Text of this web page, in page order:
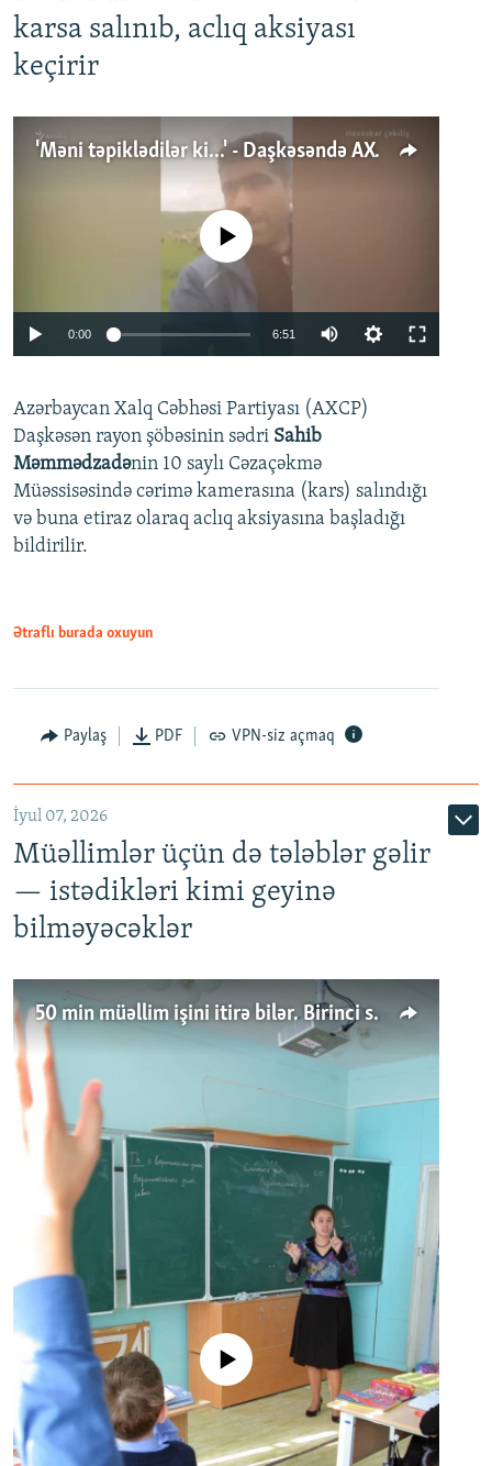
karsa salınıb, aclıq aksiyası
keçirir
'Məni təpiklədilər ki...' - Daşkəsəndə AXCP fəalının yaxınları onun həbsinə etiraz edirlər
Auto 240p 360p
720p 1080p
No media source currently available
0:00 6:51
360p
720p
1080p
Azərbaycan Xalq Cəbhəsi Partiyası (AXCP)
Daşkəsən rayon şöbəsinin sədri Sahib
Məmmədzadənin 10 saylı Cəzaçəkmə
Müəssisəsində cərimə kamerasına (kars) salındığı
və buna etiraz olaraq aclıq aksiyasına başladığı
bildirilir.
Ətraflı burada oxuyun
Paylaş PDF VPN-siz açmaq
İyul 07, 2026
Müəllimlər üçün də tələblər gəlir
— istədikləri kimi geyinə
bilməyəcəklər
50 min müəllim işini itirə bilər. Birinci sinfə gedənlər azalır
No media source currently available